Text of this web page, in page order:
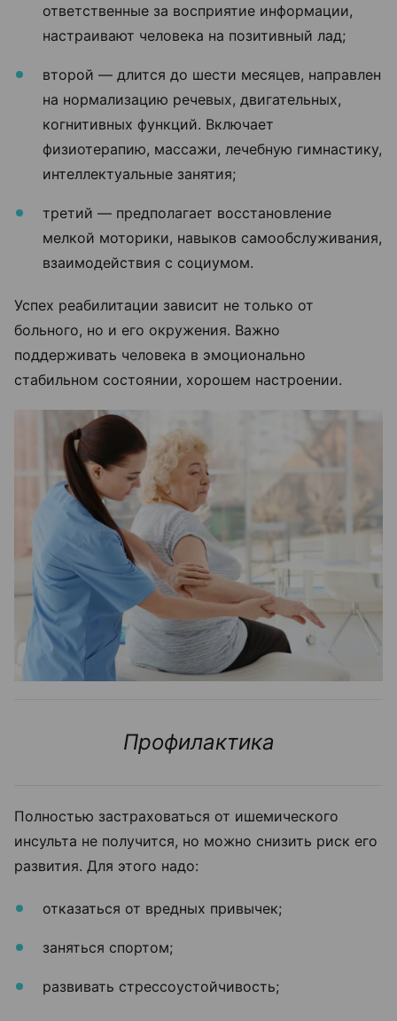
ответственные за восприятие информации,
настраивают человека на позитивный лад;
второй — длится до шести месяцев, направлен
на нормализацию речевых, двигательных,
когнитивных функций. Включает
физиотерапию, массажи, лечебную гимнастику,
интеллектуальные занятия;
третий — предполагает восстановление
мелкой моторики, навыков самообслуживания,
взаимодействия с социумом.
Успех реабилитации зависит не только от
больного, но и его окружения. Важно
поддерживать человека в эмоционально
стабильном состоянии, хорошем настроении.
Профилактика
Полностью застраховаться от ишемического
инсульта не получится, но можно снизить риск его
развития. Для этого надо:
отказаться от вредных привычек;
заняться спортом;
развивать стрессоустойчивость;